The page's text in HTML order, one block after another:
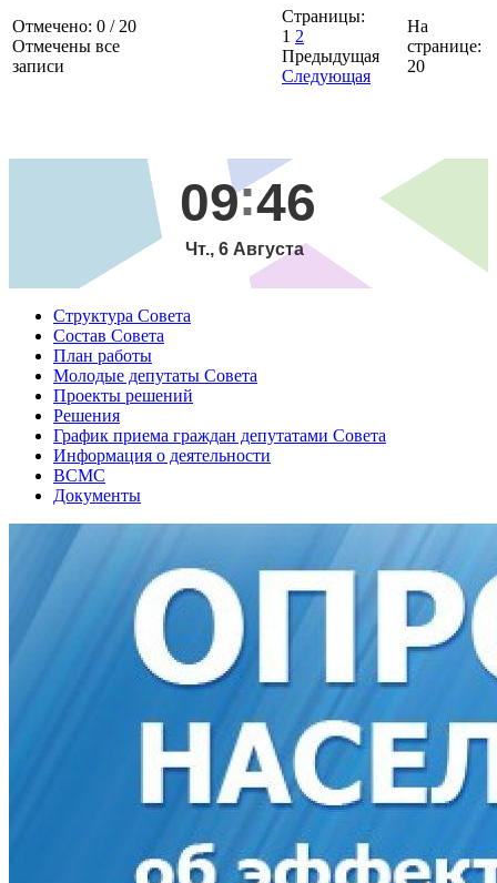
Отмечено: 0 / 20
Отмечены все
записи
Страницы:
1 2
Предыдущая
Следующая
На
странице:
20
09 46
Чт., 6 Августа
Структура Совета
Состав Совета
План работы
Молодые депутаты Совета
Проекты решений
Решения
График приема граждан депутатами Совета
Информация о деятельности
ВСМС
Документы